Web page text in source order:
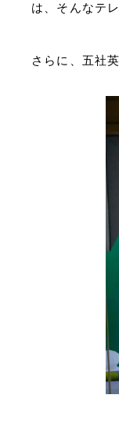
は、そんなテ
さらに、五社